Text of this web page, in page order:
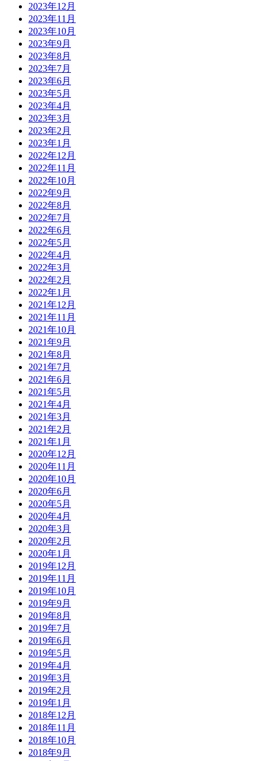
2023年12月
2023年11月
2023年10月
2023年9月
2023年8月
2023年7月
2023年6月
2023年5月
2023年4月
2023年3月
2023年2月
2023年1月
2022年12月
2022年11月
2022年10月
2022年9月
2022年8月
2022年7月
2022年6月
2022年5月
2022年4月
2022年3月
2022年2月
2022年1月
2021年12月
2021年11月
2021年10月
2021年9月
2021年8月
2021年7月
2021年6月
2021年5月
2021年4月
2021年3月
2021年2月
2021年1月
2020年12月
2020年11月
2020年10月
2020年6月
2020年5月
2020年4月
2020年3月
2020年2月
2020年1月
2019年12月
2019年11月
2019年10月
2019年9月
2019年8月
2019年7月
2019年6月
2019年5月
2019年4月
2019年3月
2019年2月
2019年1月
2018年12月
2018年11月
2018年10月
2018年9月